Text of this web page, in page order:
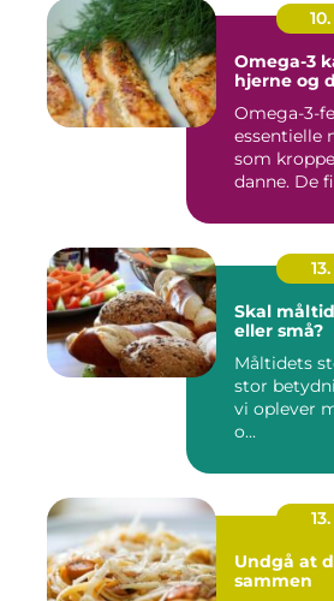
Omega-3
hjerne og
Omega-3-
essentielle
som
danne. De
Skal
eller små?
Måltidets
stor
vi oplever
o...
Undgå at
sammen